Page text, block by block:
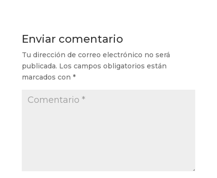
Enviar comentario
Tu dirección de correo electrónico no será
publicada. Los campos obligatorios están
marcados con *